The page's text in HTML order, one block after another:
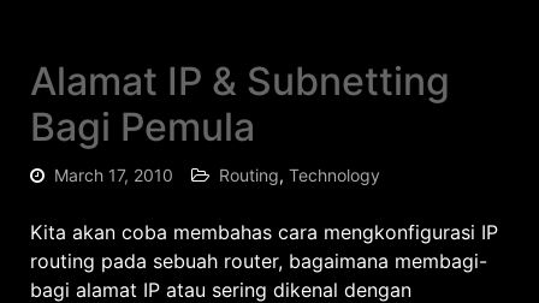
Alamat IP & Subnetting
Bagi Pemula
March 17, 2010 Routing, Technology
Kita akan coba membahas cara mengkonfigurasi IP
routing pada sebuah router, bagaimana membagi-
bagi alamat IP atau sering dikenal dengan